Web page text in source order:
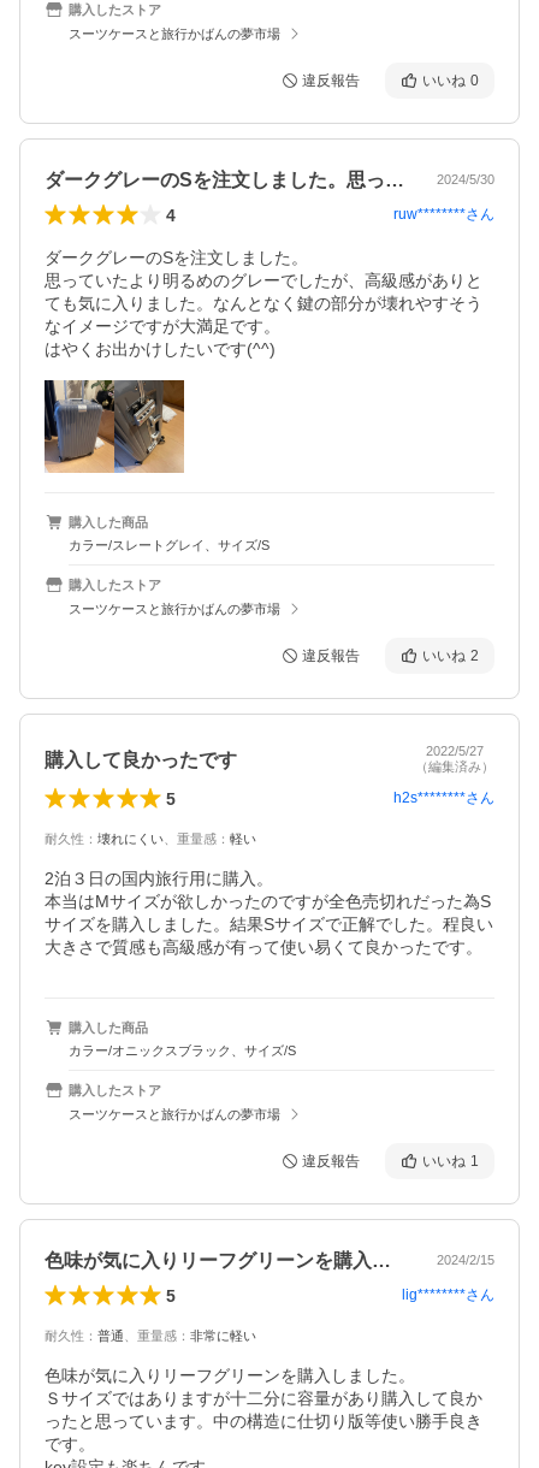
購入したストア
スーツケースと旅行かばんの夢市場
違反報告 いいね 0
ダークグレーのSを注文しました。思って… 2024/5/30
4 ruw********さん
ダークグレーのSを注文しました。
思っていたより明るめのグレーでしたが、高級感がありと
ても気に入りました。なんとなく鍵の部分が壊れやすそう
なイメージですが大満足です。
はやくお出かけしたいです(^^)
購入した商品
カラー/スレートグレイ、サイズ/S
購入したストア
スーツケースと旅行かばんの夢市場
違反報告 いいね 2
購入して良かったです
2022/5/27
（編集済み）
5 h2s********さん
耐久性 ： 壊れにくい 重量感 ： 軽い
2泊３日の国内旅行用に購入。
本当はMサイズが欲しかったのですが全色売切れだった為S
サイズを購入しました。結果Sサイズで正解でした。程良い
購入した商品
カラー/オニックスブラック、サイズ/S
購入したストア
スーツケースと旅行かばんの夢市場
違反報告 いいね 1
色味が気に入りリーフグリーンを購入しま… 2024/2/15
5 lig********さん
耐久性 ： 普通 重量感 ： 非常に軽い
色味が気に入りリーフグリーンを購入しました。
Ｓサイズではありますが十二分に容量があり購入して良か
ったと思っています。中の構造に仕切り版等使い勝手良き
です。